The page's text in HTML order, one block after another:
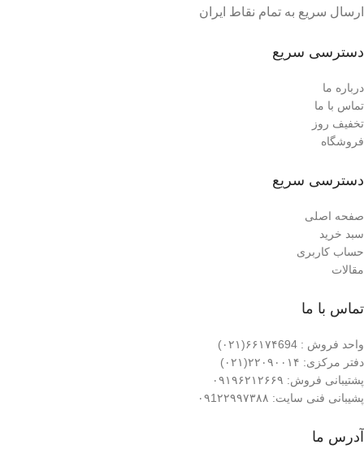
ارسال سریع به تمام نقاط ایران
دسترسی سریع
درباره ما
تماس با ما
تخفیف روز
فروشگاه
دسترسی سریع
صفحه اصلی
سبد خرید
حساب کاربری
مقالات
تماس با ما
واحد فروش : ۶۶۱۷۴694(۰۲۱)
دفتر مرکزی: ۲۲۰۹۰۰۱۴(۰۲۱)
پشتیبانی فروش: ۰۹۱۹۶۲۱۲۶۶۹
پشیبانی فنی سایت: ۰۹1۲۲۹۹۷۳۸۸
آدرس ما